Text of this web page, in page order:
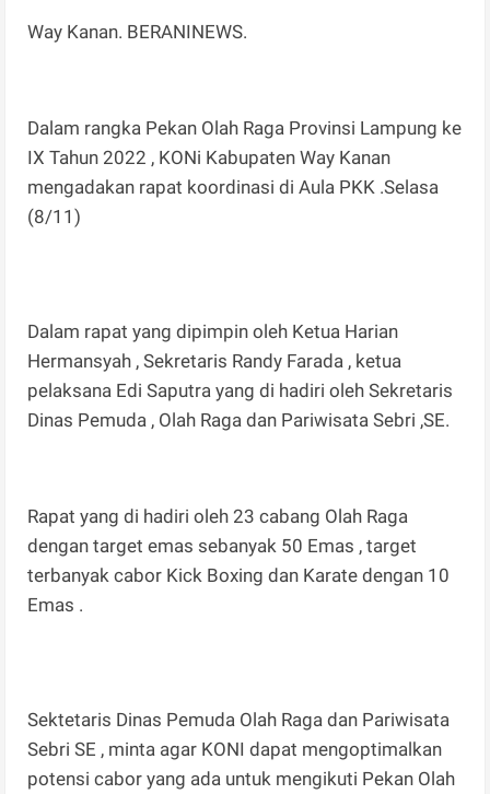
Way Kanan. BERANINEWS.
Dalam rangka Pekan Olah Raga Provinsi Lampung ke
IX Tahun 2022 , KONi Kabupaten Way Kanan
mengadakan rapat koordinasi di Aula PKK .Selasa
(8/11)
Dalam rapat yang dipimpin oleh Ketua Harian
Hermansyah , Sekretaris Randy Farada , ketua
pelaksana Edi Saputra yang di hadiri oleh Sekretaris
Dinas Pemuda , Olah Raga dan Pariwisata Sebri ,SE.
Rapat yang di hadiri oleh 23 cabang Olah Raga
dengan target emas sebanyak 50 Emas , target
terbanyak cabor Kick Boxing dan Karate dengan 10
Emas .
Sektetaris Dinas Pemuda Olah Raga dan Pariwisata
Sebri SE , minta agar KONI dapat mengoptimalkan
potensi cabor yang ada untuk mengikuti Pekan Olah